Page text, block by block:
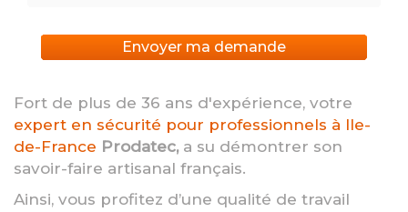
Envoyer ma demande
Fort de plus de 36 ans d'expérience, votre
expert en sécurité pour professionnels à Ile-
de-France Prodatec, a su démontrer son
savoir-faire artisanal français.
Ainsi, vous profitez d’une qualité de travail